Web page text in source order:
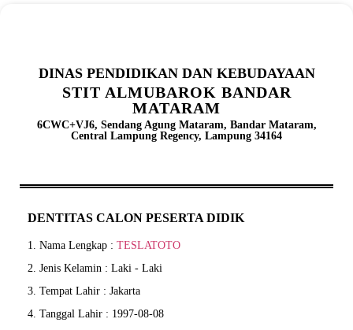
DINAS PENDIDIKAN DAN KEBUDAYAAN
STIT ALMUBAROK BANDAR
MATARAM
6CWC+VJ6, Sendang Agung Mataram, Bandar Mataram,
Central Lampung Regency, Lampung 34164
DENTITAS CALON PESERTA DIDIK
1. Nama Lengkap : TESLATOTO
2. Jenis Kelamin : Laki - Laki
3. Tempat Lahir : Jakarta
4. Tanggal Lahir : 1997-08-08